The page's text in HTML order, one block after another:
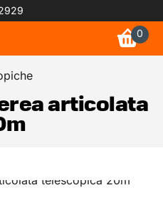
0
articolata